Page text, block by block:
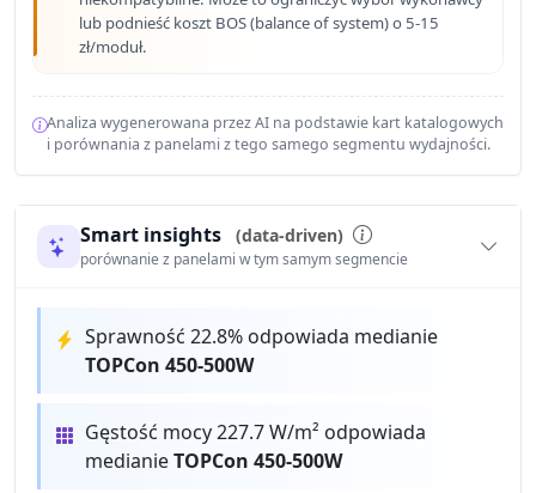
lub podnieść koszt BOS (balance of system) o 5-15
zł/moduł.
Analiza wygenerowana przez AI na podstawie kart katalogowych
i porównania z panelami z tego samego segmentu wydajności.
Smart insights (data-driven)
porównanie z panelami w tym samym segmencie
Sprawność 22.8% odpowiada medianie
TOPCon 450-500W
Gęstość mocy 227.7 W/m² odpowiada
medianieTOPCon 450-500W